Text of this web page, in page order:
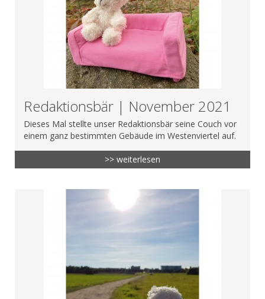
Redaktionsbär | November 2021
Dieses Mal stellte unser Redaktionsbär seine Couch vor
einem ganz bestimmten Gebäude im Westenviertel auf.
>> weiterlesen